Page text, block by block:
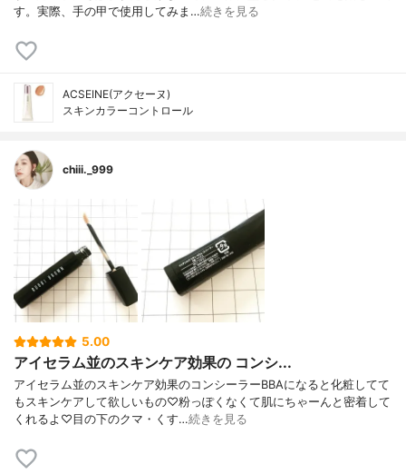
す。実際、手の甲で使用してみま…続きを見る
ACSEINE(アクセーヌ)
スキンカラーコントロール
chiii._999
5.00
アイセラム並のスキンケア効果の コンシ...
アイセラム並のスキンケア効果のコンシーラーBBAになると化粧してて
もスキンケアして欲しいもの♡粉っぽくなくて肌にちゃーんと密着して
くれるよ♡目の下のクマ・くす…続きを見る